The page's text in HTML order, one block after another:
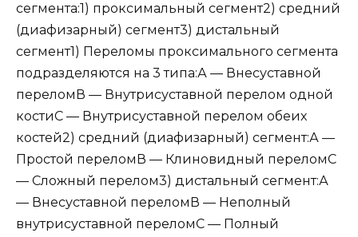
сегмента:1) проксимальный сегмент2) средний
(диафизарный) сегмент3) дистальный
сегмент1) Переломы проксимального сегмента
подразделяются на 3 типа:А — Внесуставной
переломВ — Внутрисуставной перелом одной
костиС — Внутрисуставной перелом обеих
костей2) средний (диафизарный) сегмент:А —
Простой переломВ — Клиновидный переломС
— Сложный перелом3) дистальный сегмент:А
— Внесуставной переломВ — Неполный
внутрисуставной переломС — Полный